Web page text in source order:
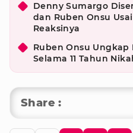
Denny Sumargo
dan Ruben Onsu
Reaksinya
Ruben Onsu Ungkap
Selama 11 Tahun
Share :